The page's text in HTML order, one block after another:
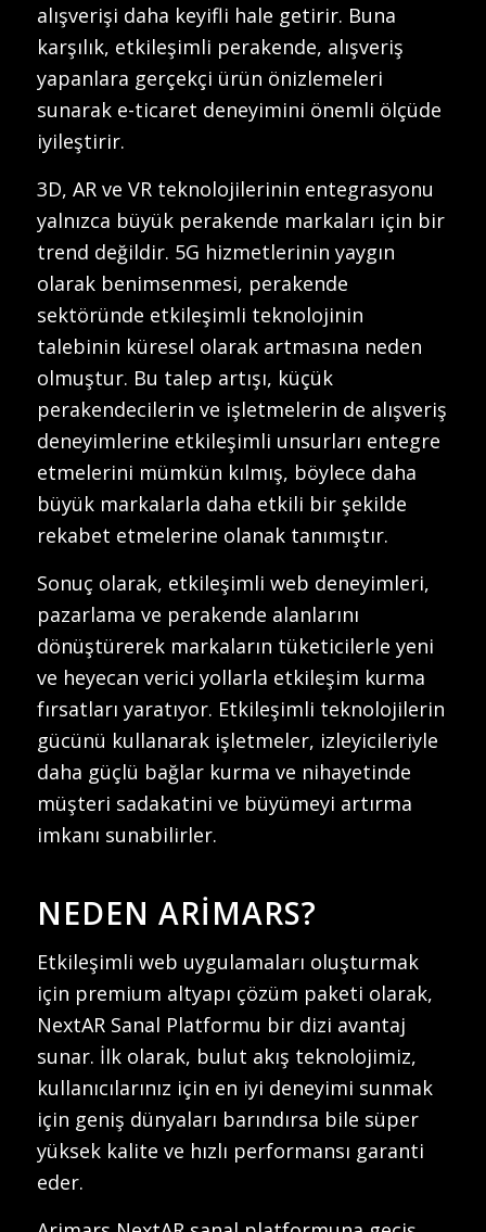
alışverişi daha keyifli hale getirir. Buna
karşılık, etkileşimli perakende, alışveriş
yapanlara gerçekçi ürün önizlemeleri
sunarak e-ticaret deneyimini önemli ölçüde
iyileştirir.
3D, AR ve VR teknolojilerinin entegrasyonu
yalnızca büyük perakende markaları için bir
trend değildir. 5G hizmetlerinin yaygın
olarak benimsenmesi, perakende
sektöründe etkileşimli teknolojinin
talebinin küresel olarak artmasına neden
olmuştur. Bu talep artışı, küçük
perakendecilerin ve işletmelerin de alışveriş
deneyimlerine etkileşimli unsurları entegre
etmelerini mümkün kılmış, böylece daha
büyük markalarla daha etkili bir şekilde
rekabet etmelerine olanak tanımıştır.
Sonuç olarak, etkileşimli web deneyimleri,
pazarlama ve perakende alanlarını
dönüştürerek markaların tüketicilerle yeni
ve heyecan verici yollarla etkileşim kurma
fırsatları yaratıyor. Etkileşimli teknolojilerin
gücünü kullanarak işletmeler, izleyicileriyle
daha güçlü bağlar kurma ve nihayetinde
müşteri sadakatini ve büyümeyi artırma
imkanı sunabilirler.
NEDEN ARIMARS?
Etkileşimli web uygulamaları oluşturmak
için premium altyapı çözüm paketi olarak,
NextAR Sanal Platformu bir dizi avantaj
sunar. İlk olarak, bulut akış teknolojimiz,
kullanıcılarınız için en iyi deneyimi sunmak
için geniş dünyaları barındırsa bile süper
yüksek kalite ve hızlı performansı garanti
eder.